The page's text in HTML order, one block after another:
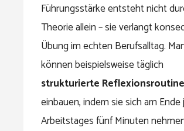
Führungsstärke entsteht nicht
Theorie allein – sie verlangt
Übung im echten Berufsalltag.
können beispielsweise täglich
strukturierte
einbauen, indem sie sich am Ende
Arbeitstages fünf Minuten